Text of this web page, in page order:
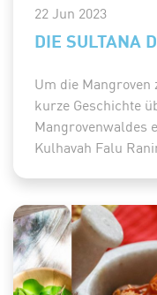
22 Jun 2023
DIE SULTANA
Um die
kurze Geschichte
Mangrovenwaldes
Kulhavah Falu